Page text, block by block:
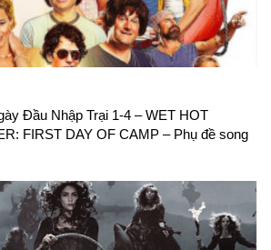
Đầu Nhập Trại 1-4 – WET HOT
FIRST DAY OF CAMP – Phụ đề song